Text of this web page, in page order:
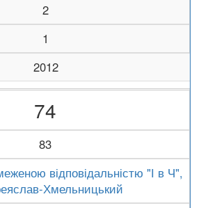
2
1
2012
74
83
відповідальністю "І в Ч",
Хмельницький